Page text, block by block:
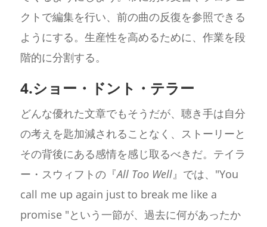
クトで編集を行い、前の曲の反復を参照できる
ようにする。生産性を高めるために、作業を段
階的に分割する。
4.ショー・ドント・テラー
どんな優れた文章でもそうだが、聴き手は自分
の考えを匙加減されることなく、ストーリーと
その背後にある感情を感じ取るべきだ。テイラ
ー・スウィフトの『All Too Well』では、"You
call me up again just to break me like a
promise "という一節が、過去に何があったか